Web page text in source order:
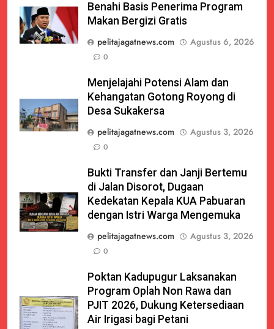
Benahi Basis Penerima Program
Makan Bergizi Gratis
pelitajagatnews.com
Agustus 6, 2026
0
Menjelajahi Potensi Alam dan
Kehangatan Gotong Royong di
Desa Sukakersa
pelitajagatnews.com
Agustus 3, 2026
0
Bukti Transfer dan Janji Bertemu
di Jalan Disorot, Dugaan
Kedekatan Kepala KUA Pabuaran
dengan Istri Warga Mengemuka
pelitajagatnews.com
Agustus 3, 2026
0
Poktan Kadupugur Laksanakan
Program Oplah Non Rawa dan
PJIT 2026, Dukung Ketersediaan
Air Irigasi bagi Petani